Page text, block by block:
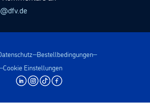
Bestellbedingungen
Cookie Einstellungen